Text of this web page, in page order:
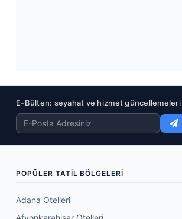
E-Bülten: seyahat ve hizmet güncellemeleri
POPÜLER TATIL BÖLGELERI
Adana Otelleri